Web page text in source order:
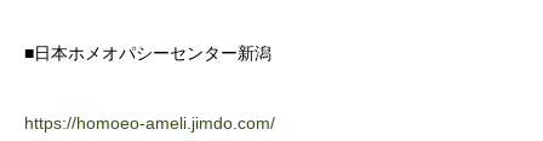
■日本ホメオパシーセンター新潟
https://homoeo-ameli.jimdo.com/